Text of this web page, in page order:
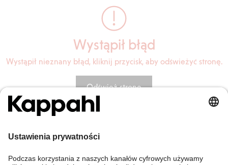
Wystąpił błąd
Wystąpił nieznany błąd, kliknij przycisk, aby odświeżyć stronę.
Odśwież stronę